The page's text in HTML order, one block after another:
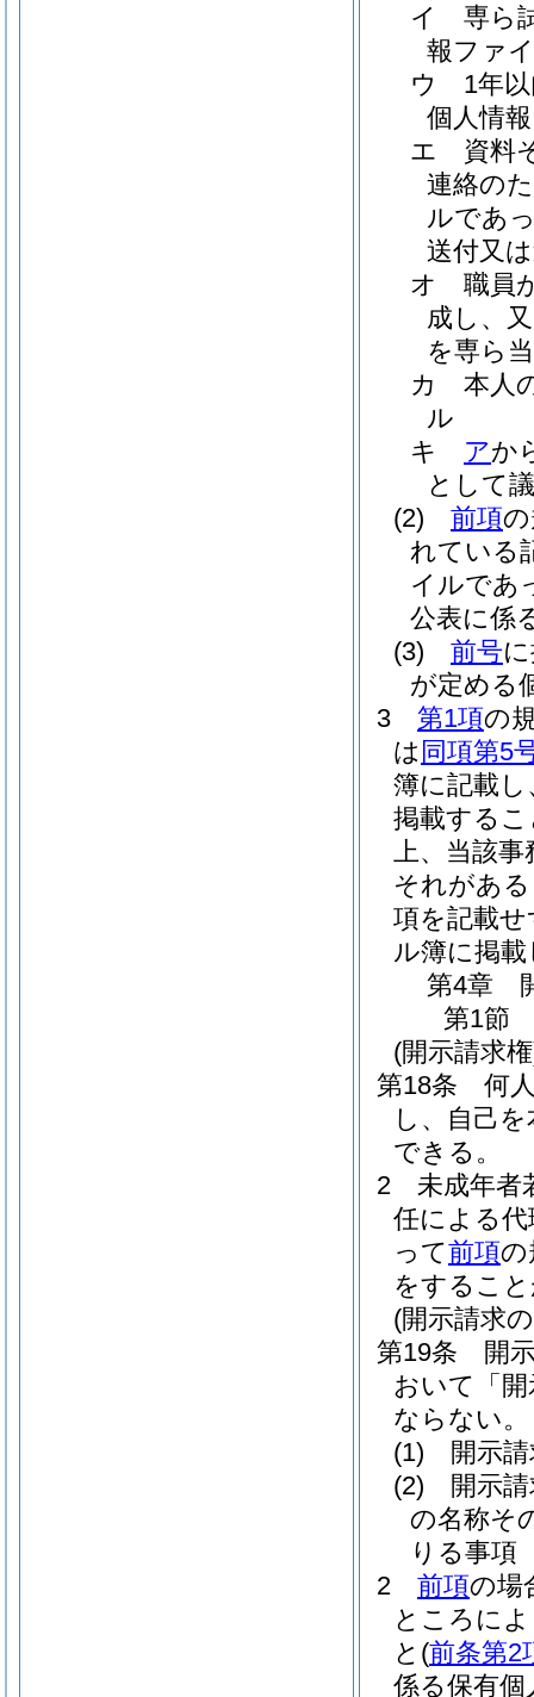
イ
専ら
報ファ
ウ
1年
個人情
エ
資料
連絡の
ルであ
送付又
オ
職員
成し、
を専ら
カ
本人
ル
キ
アか
として
(2)
前項
れている
イルであ
公表に係
(3)
前号
が定める
3
第1項の
は 同項第5
簿に記載
掲載する
上、当該
それがあ
項を記載
ル簿に掲
第4章
第1節
(開示請求
第18条
何
し、自己
できる。
2
未成年者
任による代
って前項の
をするこ
(開示請求
第19条
開
おいて「
ならない。
(1)
開示
(2)
開示
の名称そ
りる事項
2
前項の場
ところに
と (前条第2
係る保有